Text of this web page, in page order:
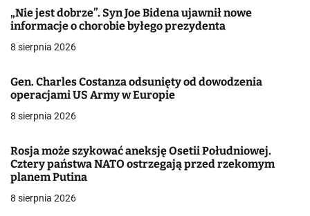
c
j
w
p
i
s
u
„Nie jest dobrze”. Syn Joe Bidena ujawnił nowe
informacje o chorobie byłego prezydenta
8 sierpnia 2026
Gen. Charles Costanza odsunięty od dowodzenia
operacjami US Army w Europie
8 sierpnia 2026
Rosja może szykować aneksję Osetii Południowej.
Cztery państwa NATO ostrzegają przed rzekomym
planem Putina
8 sierpnia 2026